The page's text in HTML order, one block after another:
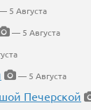
5 Августа
— 5 Августа
— 5 Августа
Печерской